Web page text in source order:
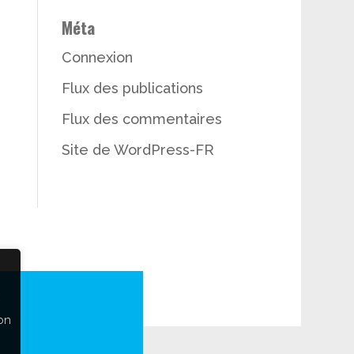
Méta
Connexion
Flux des publications
Flux des commentaires
Site de WordPress-FR